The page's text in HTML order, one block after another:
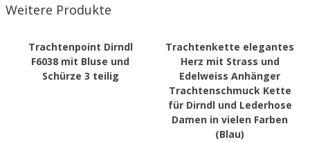
Weitere Produkte
Trachtenpoint Dirndl
F6038 mit Bluse und
Schürze 3 teilig
Trachtenkette elegantes
Herz mit Strass und
Edelweiss Anhänger
Trachtenschmuck Kette
für Dirndl und Lederhose
Damen in vielen Farben
(Blau)